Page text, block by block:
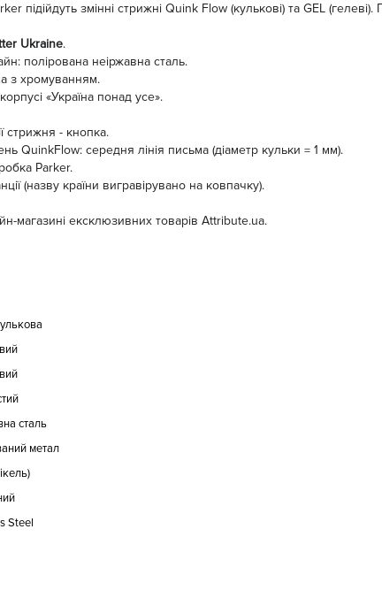
підійдуть змінні стрижні Quink Flow (кулькові) та GEL (гелеві).
Ukraine.
полірована неіржавна сталь.
з хромуванням.
«Україна понад усе».
стрижня - кнопка.
QuinkFlow: середня лінія письма (діаметр кульки = 1 мм).
Parker.
(назву країни вигравірувано на ковпачку).
магазині ексклюзивних товарів Аttribute.ua.
сталь
метал
Steel